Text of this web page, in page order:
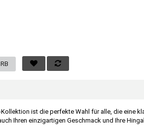
ist die perfekte Wahl für alle, die eine
Ihren einzigartigen Geschmack und Ihre